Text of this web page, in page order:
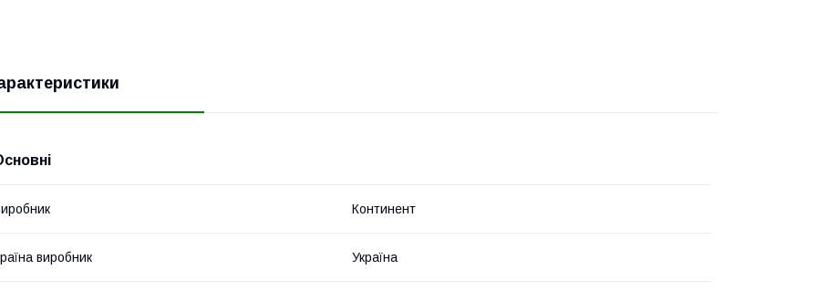
Континент
виробник Україна